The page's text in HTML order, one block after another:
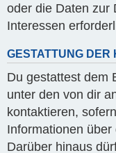
oder die Daten zur
Interessen
GESTATTUNG DER
Du gestattest dem
unter den von dir
kontaktieren,
Informationen
Darüber hinaus